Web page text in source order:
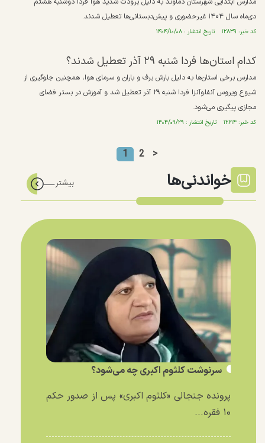
دی‌ماه سال ۱۴۰۴ غیرحضوری و پیش‌دبستانی‌ها تعطیل شدند.
کد خبر: ۱۲۸۳۹ تاریخ انتشار : ۱۴۰۴/۱۰/۰۸
کدام استان‌ها فردا شنبه ۲۹ آذر تعطیل شدند؟
مدارس برخی استان‌ها به دلیل بارش برف و باران و سرمای هوا، همچنین جلوگیری از
شیوع ویروس آنفلوآنزا فردا شنبه ۲۹ آذر تعطیل شد و آموزش در بستر فضای
مجازی پیگیری می‌شود.
کد خبر: ۱۲۶۱۴ تاریخ انتشار : ۱۴۰۴/۰۹/۲۹
1 2 >
خواندنی‌ها
سرنوشت کلثوم اکبری چه می‌شود؟
پرونده جنجالی «کلثوم اکبری» پس از صدور حکم
۱۰ فقره...